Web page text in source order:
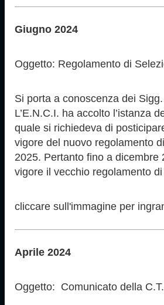
Giugno 2024
Oggetto: Regolamento di
Si porta a conoscenza dei
L’E.N.C.I. ha accolto l’istanza
quale si richiedeva di
vigore del nuovo regolamento
2025. Pertanto fino a dicembre
vigore il vecchio regolamento
cliccare sull'immagine per
Aprile 2024
Oggetto: Comunicato della